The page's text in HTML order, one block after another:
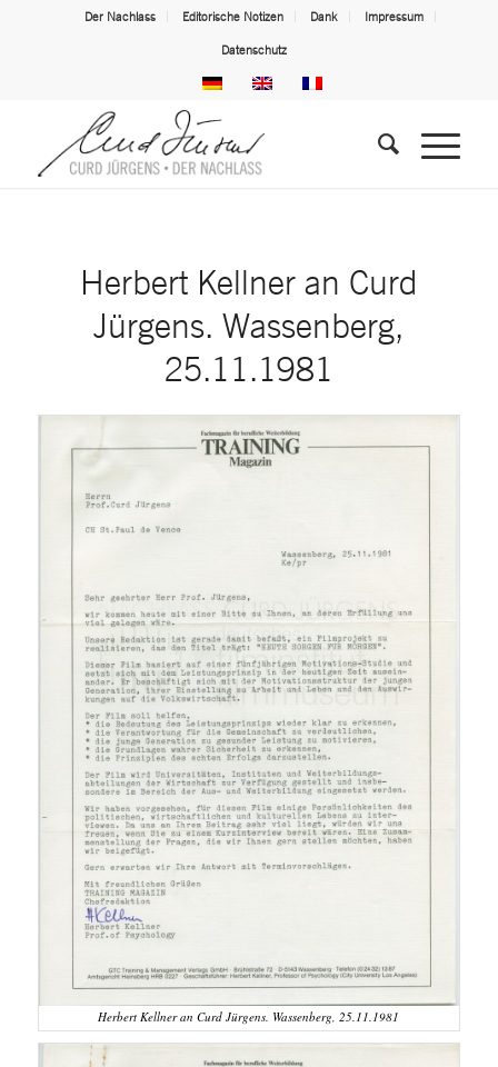
Der Nachlass Editorische Notizen Dank Impressum
Datenschutz
Herbert Kellner an Curd
Jürgens. Wassenberg,
25.11.1981
Herbert Kellner an Curd Jürgens. Wassenberg, 25.11.1981